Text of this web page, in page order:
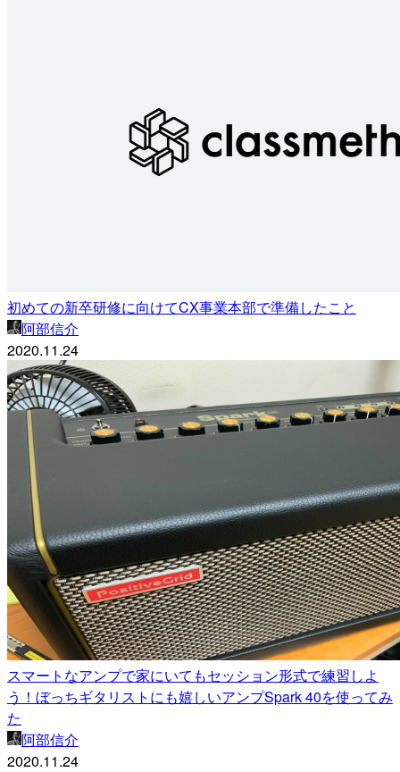
初めての新卒研修に向けてCX事業本部で準備したこと
阿部信介
2020.11.24
スマートなアンプで家にいてもセッション形式で練習しよ
う！ぼっちギタリストにも嬉しいアンプSpark 40を使ってみ
た
阿部信介
2020.11.24